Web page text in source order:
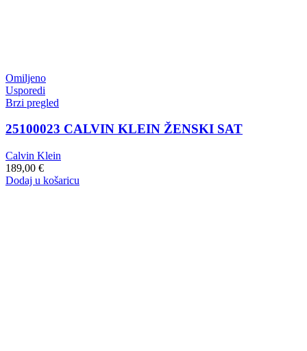
Omiljeno
Usporedi
Brzi pregled
25100023 CALVIN KLEIN ŽENSKI SAT
Calvin Klein
189,00 €
Dodaj u košaricu